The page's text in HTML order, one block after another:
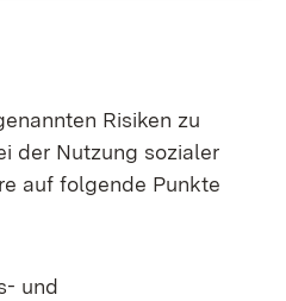
Risiken zu
der Nutzung sozialer
auf folgende Punkte
und